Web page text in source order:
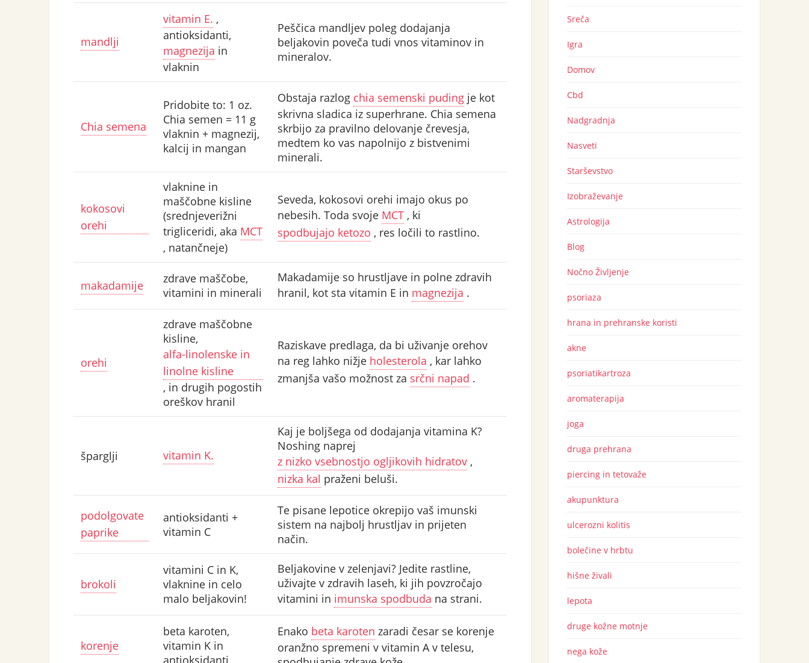
mandlji
vitamin E. ,
antioksidanti,
magnezija in
vlaknin
Peščica mandljev poleg dodajanja
beljakovin poveča tudi vnos vitaminov in
mineralov.
Chia semena
Pridobite to: 1 oz.
Chia semen = 11 g
vlaknin + magnezij,
kalcij in mangan
Obstaja razlog chia semenski puding je kot
skrivna sladica iz superhrane. Chia semena
skrbijo za pravilno delovanje črevesja,
medtem ko vas napolnijo z bistvenimi
minerali.
kokosovi
orehi
vlaknine in
maščobne kisline
(srednjeverižni
trigliceridi, aka MCT
, natančneje)
Seveda, kokosovi orehi imajo okus po
nebesih. Toda svoje MCT , ki
spodbujajo ketozo , res ločili to rastlino.
makadamije
zdrave maščobe,
vitamini in minerali
Makadamije so hrustljave in polne zdravih
hranil, kot sta vitamin E in magnezija .
orehi
zdrave maščobne
kisline,
alfa-linolenske in
linolne kisline
, in drugih pogostih
oreškov hranil
Raziskave predlaga, da bi uživanje orehov
na reg lahko nižje holesterola , kar lahko
zmanjša vašo možnost za srčni napad .
šparglji vitamin K.
Kaj je boljšega od dodajanja vitamina K?
Noshing naprej
z nizko vsebnostjo ogljikovih hidratov ,
nizka kal praženi beluši.
podolgovate
paprike
antioksidanti +
vitamin C
Te pisane lepotice okrepijo vaš imunski
sistem na najbolj hrustljav in prijeten
način.
brokoli
vitamini C in K,
vlaknine in celo
malo beljakovin!
Beljakovine v zelenjavi? Jedite rastline,
uživajte v zdravih laseh, ki jih povzročajo
vitamini in imunska spodbuda na strani.
korenje
beta karoten,
vitamin K in
antioksidanti
Enako beta karoten zaradi česar se korenje
oranžno spremeni v vitamin A v telesu,
Sreča
Igra
Domov
Cbd
Nadgradnja
Nasveti
Starševstvo
Izobraževanje
Astrologija
Blog
Nočno Življenje
psoriaza
hrana in prehranske koristi
akne
psoriatikartroza
aromaterapija
joga
druga prehrana
piercing in tetovaže
akupunktura
ulcerozni kolitis
bolečine v hrbtu
hišne živali
lepota
druge kožne motnje
nega kože